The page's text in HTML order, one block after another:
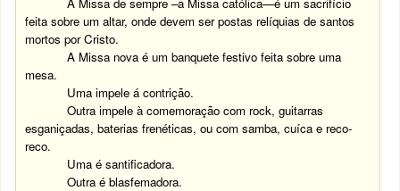
feita sobre um altar, onde devem ser postas relíquias de santos
mortos por Cristo.
A Missa nova é um banquete festivo feita sobre uma
mesa.
Uma impele á contrição.
Outra impele à comemoração com rock, guitarras
esganiçadas, baterias frenéticas, ou com samba, cuíca e reco-
reco.
Uma é santificadora.
Outra é blasfemadora.